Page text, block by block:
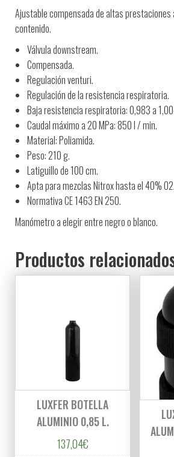
Ajustable compensada de altas prestaciones
contenido.
Válvula downstream.
Compensada.
Regulación venturi.
Regulación de la resistencia respiratoria.
Baja resistencia respiratoria: 0,983 a
Caudal máximo a 20 MPa: 850 l / min.
Material: Poliamida.
Peso: 210 g.
Latiguillo de 100 cm.
Apta para mezclas Nitrox hasta el 40% O2.
Normativa CE 1463 EN 250.
Manómetro a elegir entre negro o blanco.
Productos
LUXFER BOTELLA
ALUMINIO 0,85 L.
137,04€